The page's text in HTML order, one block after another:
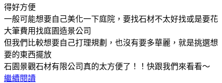
得好方便
一般可能想要自己美化一下庭院，要找石材不太好找或是要花
大筆費用找庭園造景公司
但我們比較想要自己打理規劃，也沒有要多華麗，就是挑選想
要的東西擺放
石園景觀石材有限公司真的太方便了！！快跟我們來看看～
繼續閱讀